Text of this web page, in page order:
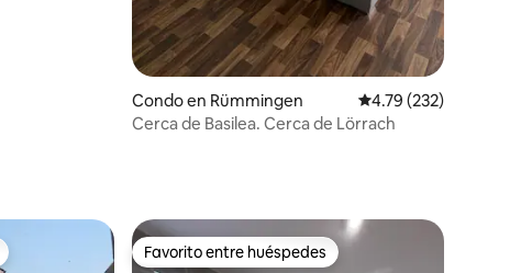
Condo en Rümmingen Calificación promedio:
4.79 (232)
Cerca de Basilea. Cerca de Lörrach
Favorito entre huéspedes
Favorito entre huéspedes